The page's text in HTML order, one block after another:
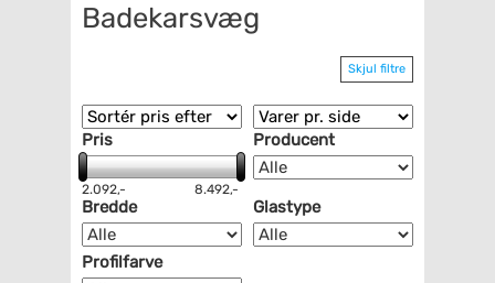
Badekarsvæg
Skjul filtre
Pris
2.092,- 8.492,-
Producent
Bredde Glastype
Profilfarve